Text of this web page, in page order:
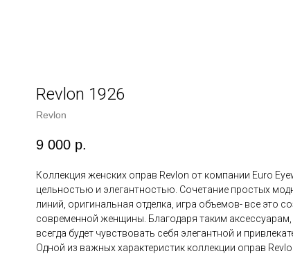
Revlon 1926
Revlon
9 000 р.
Коллекция женских оправ Revlon от компании Euro
цельностью и элегантностью. Сочетание простых
линий, оригинальная отделка, игра объемов- все это
современной женщины. Благодаря таким
всегда будет чувствовать себя элегантной и
Одной из важных характеристик коллекции оправ